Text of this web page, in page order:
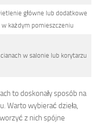
główne lub dodatkowe
w każdym pomieszczeniu
w salonie lub korytarzu
to doskonały sposób na
Warto wybierać dzieła,
z nich spójne